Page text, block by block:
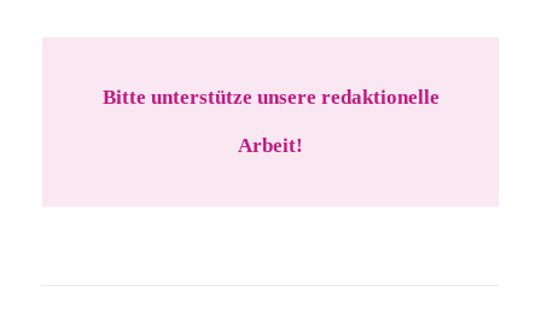
Bitte unterstütze unsere redaktionelle
Arbeit!